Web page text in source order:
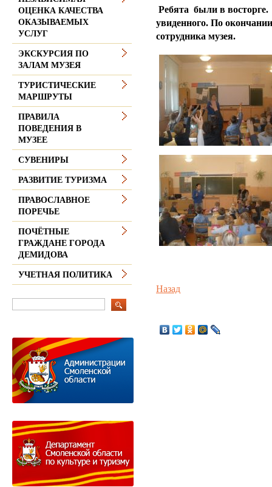
Ребята были в восторге.
увиденного. По
сотрудника музея.
Назад
ОЦЕНКА КАЧЕСТВА
ОКАЗЫВАЕМЫХ
УСЛУГ
ЭКСКУРСИЯ ПО
ЗАЛАМ МУЗЕЯ
ТУРИСТИЧЕСКИЕ
МАРШРУТЫ
ПРАВИЛА
ПОВЕДЕНИЯ В
МУЗЕЕ
СУВЕНИРЫ
РАЗВИТИЕ ТУРИЗМА
ПРАВОСЛАВНОЕ
ПОРЕЧЬЕ
ПОЧЁТНЫЕ
ГРАЖДАНЕ ГОРОДА
ДЕМИДОВА
УЧЕТНАЯ ПОЛИТИКА